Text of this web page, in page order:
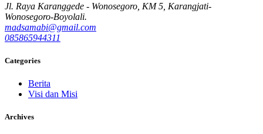
Jl. Raya Karanggede - Wonosegoro, KM 5, Karangjati-
Wonosegoro-Boyolali.
madsamabi@gmail.com
085865944311
Categories
Berita
Visi dan Misi
Archives